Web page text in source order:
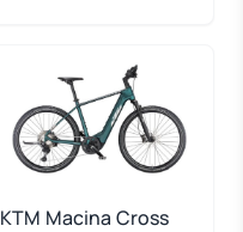
KTM Macina Cross